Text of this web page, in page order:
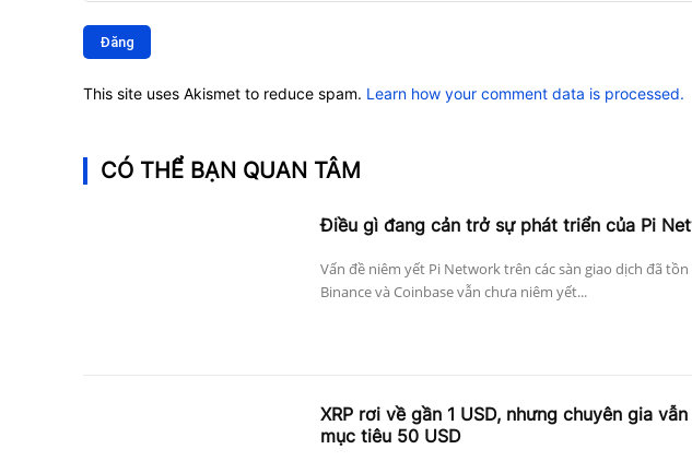
luận:
This site uses Akismet to reduce spam. Learn how your comment data is processed.
CÓ THỂ BẠN QUAN TÂM
Điều gì đang cản trở sự phát triển của Pi
Vấn đề niêm yết Pi Network trên các sàn giao dịch đã
Binance và Coinbase vẫn chưa niêm yết...
XRP rơi về gần 1 USD, nhưng chuyên gia
mục tiêu 50 USD